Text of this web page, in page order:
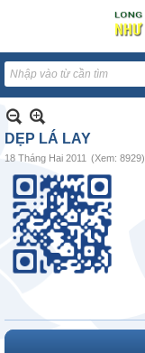
DẸP LÁ LAY
18 Tháng Hai 2011 (Xem: 8929)